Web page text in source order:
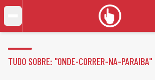
TUDO SOBRE: "ONDE-CORRER-NA-PARAIBA"